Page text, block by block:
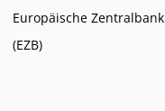
Europäische Zentralbank
(EZB)